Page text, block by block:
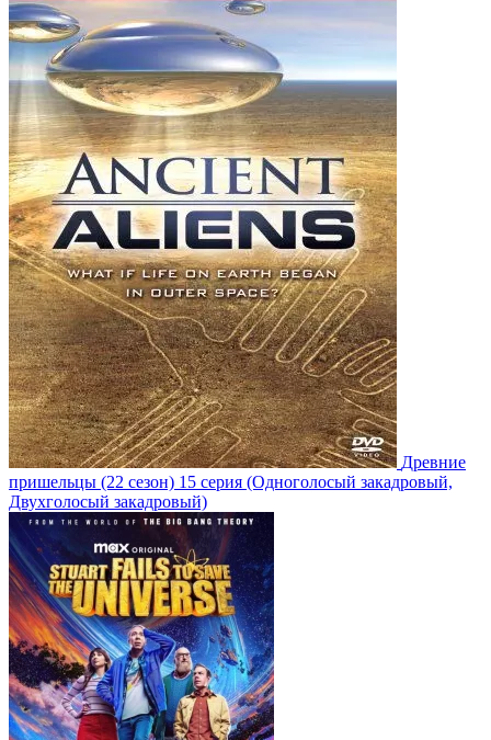
Древние
пришельцы (22 сезон) 15 серия (Одноголосый закадровый,
Двухголосый закадровый)